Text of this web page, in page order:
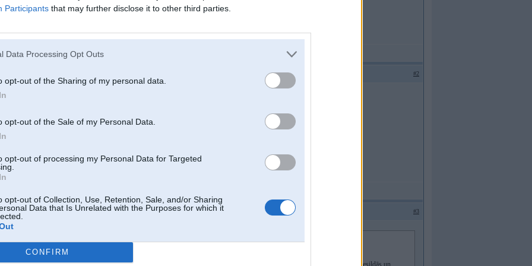
Participants that may further disclose it to other third parties.
Data Processing Opt Outs
opt-out of the Sharing of my personal data.
opt-out of the Sale of my Personal Data.
opt-out of processing my Personal Data for Targeted
opt-out of Collection, Use, Retention, Sale, and/or Sharing
Data that Is Unrelated with the Purposes for which it
CONFIRM
#2
15. Dec 2016, 20:07 #3
@ken_0701
Bmw 2002 Gada 3.0 dīzelis xd modelis.
Pamanīju kad nelabi lec autiņš,nomainījām kvēlsveces,un drošinātāju,sveces ok ,tikai problema kad vinjas nesildās un